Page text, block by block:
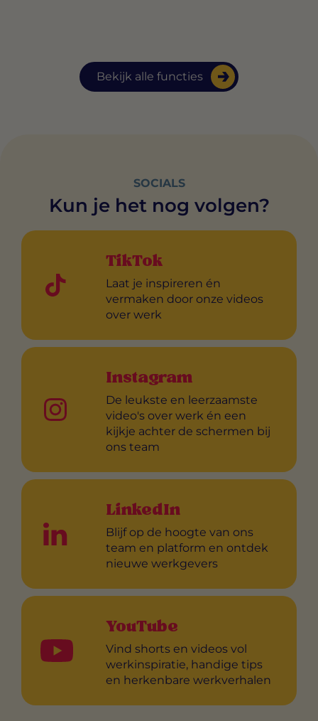
Bekijk alle functies
SOCIALS
Kun je het nog volgen?
TikTok
Laat je inspireren én
vermaken door onze videos
over werk
Instagram
De leukste en leerzaamste
video's over werk én een
kijkje achter de schermen bij
ons team
LinkedIn
Blijf op de hoogte van ons
team en platform en ontdek
nieuwe werkgevers
YouTube
Vind shorts en videos vol
werkinspiratie, handige tips
en herkenbare werkverhalen